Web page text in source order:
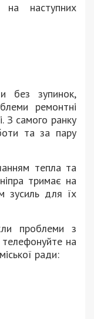
на наступних
без зупинок,
ремонтні
З самого ранку
та за пару
тепла та
тримає на
зусиль для їх
проблеми з
на
ради: